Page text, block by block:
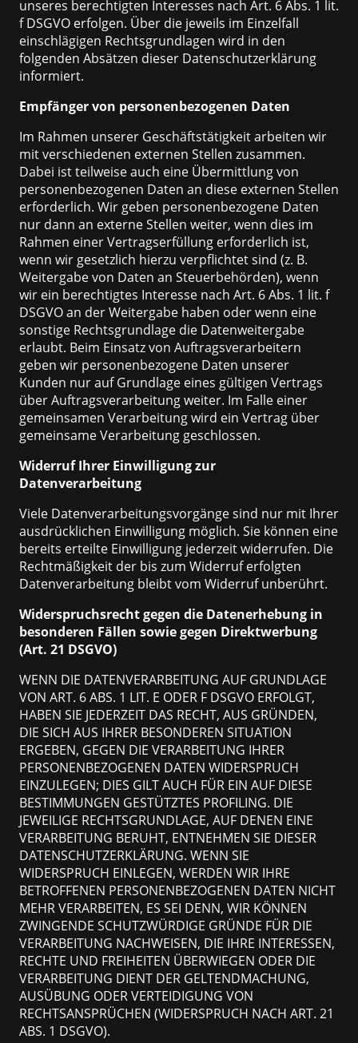
unseres berechtigten Interesses nach Art. 6 Abs. 1 lit.
f DSGVO erfolgen. Über die jeweils im Einzelfall
einschlägigen Rechtsgrundlagen wird in den
folgenden Absätzen dieser Datenschutzerklärung
informiert.
Empfänger von personenbezogenen Daten
Im Rahmen unserer Geschäftstätigkeit arbeiten wir
mit verschiedenen externen Stellen zusammen.
Dabei ist teilweise auch eine Übermittlung von
personenbezogenen Daten an diese externen Stellen
erforderlich. Wir geben personenbezogene Daten
nur dann an externe Stellen weiter, wenn dies im
Rahmen einer Vertragserfüllung erforderlich ist,
wenn wir gesetzlich hierzu verpflichtet sind (z. B.
Weitergabe von Daten an Steuerbehörden), wenn
wir ein berechtigtes Interesse nach Art. 6 Abs. 1 lit. f
DSGVO an der Weitergabe haben oder wenn eine
sonstige Rechtsgrundlage die Datenweitergabe
erlaubt. Beim Einsatz von Auftragsverarbeitern
geben wir personenbezogene Daten unserer
Kunden nur auf Grundlage eines gültigen Vertrags
über Auftragsverarbeitung weiter. Im Falle einer
gemeinsamen Verarbeitung wird ein Vertrag über
gemeinsame Verarbeitung geschlossen.
Widerruf Ihrer Einwilligung zur
Datenverarbeitung
Viele Datenverarbeitungsvorgänge sind nur mit Ihrer
ausdrücklichen Einwilligung möglich. Sie können eine
bereits erteilte Einwilligung jederzeit widerrufen. Die
Rechtmäßigkeit der bis zum Widerruf erfolgten
Datenverarbeitung bleibt vom Widerruf unberührt.
Widerspruchsrecht gegen die Datenerhebung in
besonderen Fällen sowie gegen Direktwerbung
(Art. 21 DSGVO)
WENN DIE DATENVERARBEITUNG AUF GRUNDLAGE
VON ART. 6 ABS. 1 LIT. E ODER F DSGVO ERFOLGT,
HABEN SIE JEDERZEIT DAS RECHT, AUS GRÜNDEN,
DIE SICH AUS IHRER BESONDEREN SITUATION
ERGEBEN, GEGEN DIE VERARBEITUNG IHRER
PERSONENBEZOGENEN DATEN WIDERSPRUCH
EINZULEGEN; DIES GILT AUCH FÜR EIN AUF DIESE
BESTIMMUNGEN GESTÜTZTES PROFILING. DIE
JEWEILIGE RECHTSGRUNDLAGE, AUF DENEN EINE
VERARBEITUNG BERUHT, ENTNEHMEN SIE DIESER
DATENSCHUTZERKLÄRUNG. WENN SIE
WIDERSPRUCH EINLEGEN, WERDEN WIR IHRE
BETROFFENEN PERSONENBEZOGENEN DATEN NICHT
MEHR VERARBEITEN, ES SEI DENN, WIR KÖNNEN
ZWINGENDE SCHUTZWÜRDIGE GRÜNDE FÜR DIE
VERARBEITUNG NACHWEISEN, DIE IHRE INTERESSEN,
RECHTE UND FREIHEITEN ÜBERWIEGEN ODER DIE
VERARBEITUNG DIENT DER GELTENDMACHUNG,
AUSÜBUNG ODER VERTEIDIGUNG VON
RECHTSANSPRÜCHEN (WIDERSPRUCH NACH ART. 21
ABS. 1 DSGVO).